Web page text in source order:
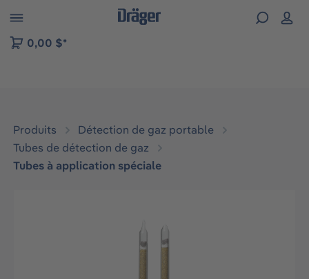
to B2B platform navigation
0,00 $*
Produits
Détection de gaz portable
Tubes de détection de gaz
Tubes à application spéciale
Ignorer la galerie d'images